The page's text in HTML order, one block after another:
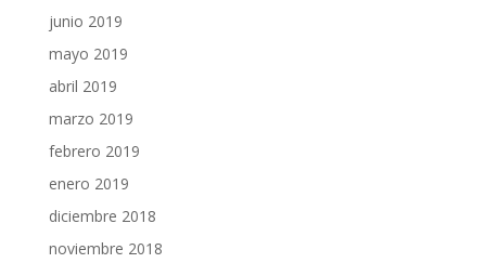
junio 2019
mayo 2019
abril 2019
marzo 2019
febrero 2019
enero 2019
diciembre 2018
noviembre 2018